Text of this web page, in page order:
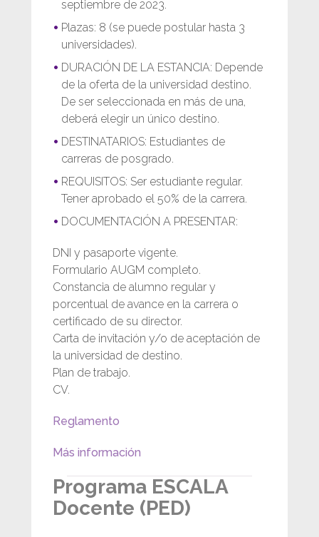
septiembre de 2023.
Plazas: 8 (se puede postular hasta 3
universidades).
DURACIÓN DE LA ESTANCIA: Depende
de la oferta de la universidad destino.
De ser seleccionada en más de una,
deberá elegir un único destino.
DESTINATARIOS: Estudiantes de
carreras de posgrado.
REQUISITOS: Ser estudiante regular.
Tener aprobado el 50% de la carrera.
DOCUMENTACIÓN A PRESENTAR:
DNI y pasaporte vigente.
Formulario AUGM completo.
Constancia de alumno regular y
porcentual de avance en la carrera o
certificado de su director.
Carta de invitación y/o de aceptación de
la universidad de destino.
Plan de trabajo.
CV.
Reglamento
Más información
Programa ESCALA
Docente (PED)